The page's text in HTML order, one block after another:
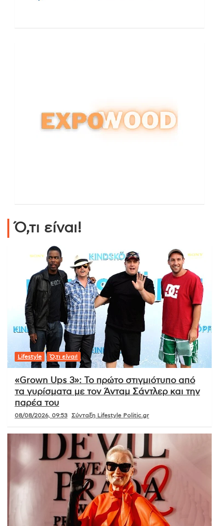
Ό,τι είναι!
Lifestyle Ό,τι είναι!
«Grown Ups 3»: Το πρώτο στιγμιότυπο από
τα γυρίσματα με τον Άνταμ Σάντλερ και την
παρέα του
08/08/2026, 09:53 Σύνταξη Lifestyle Politic.gr